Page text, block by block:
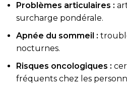
Problèmes articulaires :
surcharge pondérale.
Apnée du sommeil :
nocturnes.
Risques oncologiques :
fréquents chez les